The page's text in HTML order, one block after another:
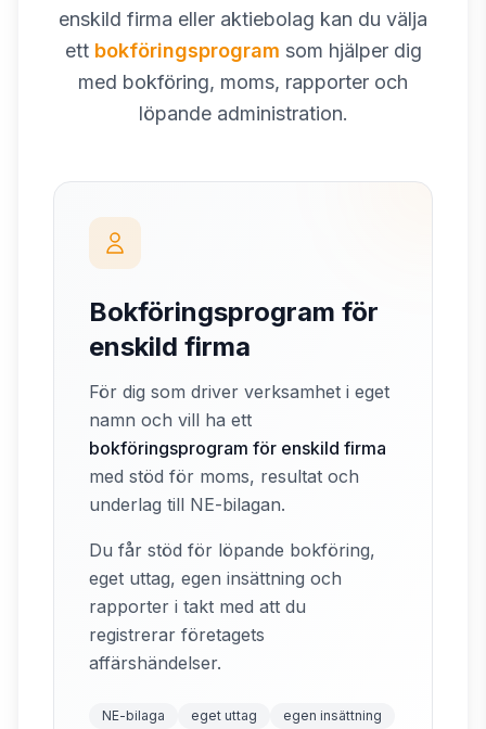
enskild firma eller aktiebolag kan du välja
ett bokföringsprogram som hjälper dig
med bokföring, moms, rapporter och
löpande administration.
Bokföringsprogram för
enskild firma
För dig som driver verksamhet i eget
namn och vill ha ett
bokföringsprogram för enskild firma
med stöd för moms, resultat och
underlag till NE-bilagan.
Du får stöd för löpande bokföring,
eget uttag, egen insättning och
rapporter i takt med att du
registrerar företagets
affärshändelser.
NE-bilaga eget uttag
egen insättning